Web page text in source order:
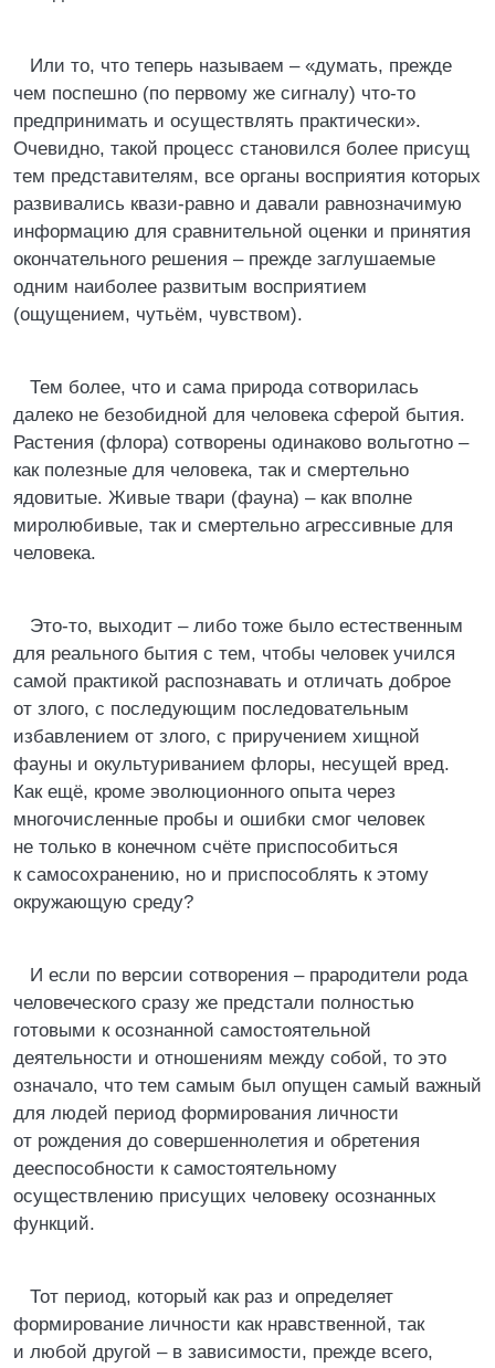
Или то, что теперь называем – «думать, прежде
чем поспешно (по первому же сигналу) что-то
предпринимать и осуществлять практически».
Очевидно, такой процесс становился более присущ
тем представителям, все органы восприятия которых
развивались квази-равно и давали равнозначимую
информацию для сравнительной оценки и принятия
окончательного решения – прежде заглушаемые
одним наиболее развитым восприятием
(ощущением, чутьём, чувством).
Тем более, что и сама природа сотворилась
далеко не безобидной для человека сферой бытия.
Растения (флора) сотворены одинаково вольготно –
как полезные для человека, так и смертельно
ядовитые. Живые твари (фауна) – как вполне
миролюбивые, так и смертельно агрессивные для
человека.
Это-то, выходит – либо тоже было естественным
для реального бытия с тем, чтобы человек учился
самой практикой распознавать и отличать доброе
от злого, с последующим последовательным
избавлением от злого, с приручением хищной
фауны и окультуриванием флоры, несущей вред.
Как ещё, кроме эволюционного опыта через
многочисленные пробы и ошибки смог человек
не только в конечном счёте приспособиться
к самосохранению, но и приспособлять к этому
окружающую среду?
И если по версии сотворения – прародители рода
человеческого сразу же предстали полностью
готовыми к осознанной самостоятельной
деятельности и отношениям между собой, то это
означало, что тем самым был опущен самый важный
для людей период формирования личности
от рождения до совершеннолетия и обретения
дееспособности к самостоятельному
осуществлению присущих человеку осознанных
функций.
Тот период, который как раз и определяет
формирование личности как нравственной, так
и любой другой – в зависимости, прежде всего,